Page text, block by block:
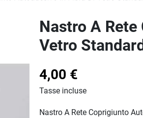
Nastro A
Vetro
4,00 €
Tasse incluse
Nastro A Rete Coprigiunto